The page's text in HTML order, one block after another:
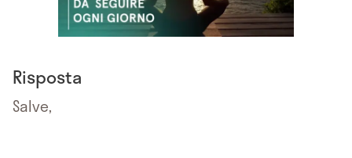
Risposta
Salve,